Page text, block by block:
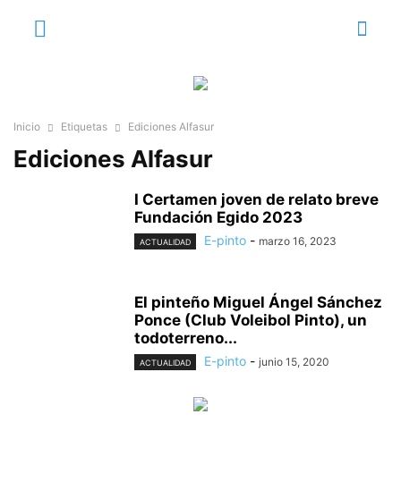
Inicio Etiquetas Ediciones Alfasur
Ediciones Alfasur
I Certamen joven de relato breve
Fundación Egido 2023
ACTUALIDAD E-pinto - marzo 16, 2023
El pinteño Miguel Ángel Sánchez
Ponce (Club Voleibol Pinto), un
todoterreno...
ACTUALIDAD E-pinto - junio 15, 2020